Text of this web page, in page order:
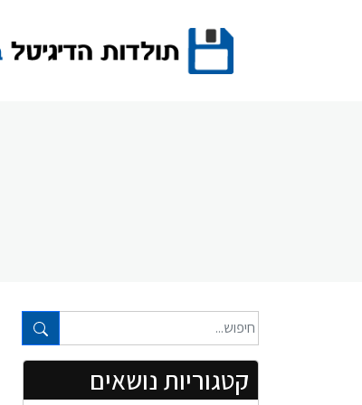
טקסט חופשי...
קטגוריות נושאים